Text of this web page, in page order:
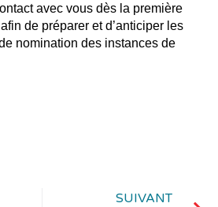
avec vous dès la première
de préparer et d’anticiper les
nomination des instances de
SUIVANT